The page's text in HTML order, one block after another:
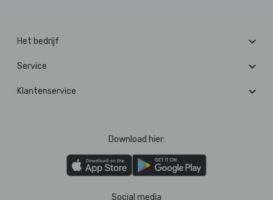
Het bedrijf
Service
Klantenservice
Download hier:
Social media